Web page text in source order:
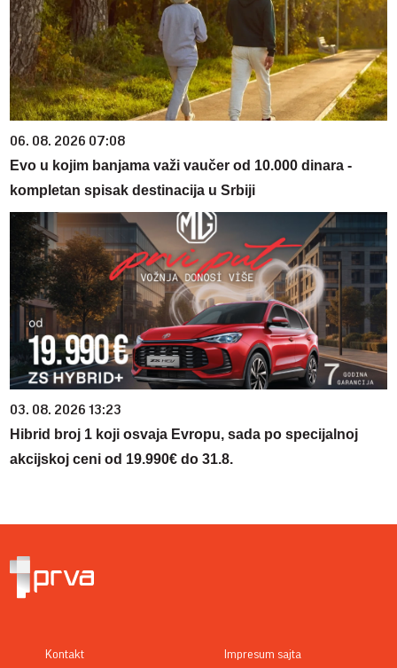
06. 08. 2026 07:08
Evo u kojim banjama važi vaučer od 10.000 dinara -
kompletan spisak destinacija u Srbiji
03. 08. 2026 13:23
Hibrid broj 1 koji osvaja Evropu, sada po specijalnoj
akcijskoj ceni od 19.990€ do 31.8.
Kontakt Impresum sajta